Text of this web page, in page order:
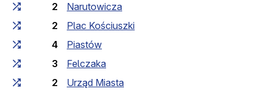
2
Narutowicza
2
Plac Kościuszki
4
Piastów
3
Felczaka
2
Urząd Miasta